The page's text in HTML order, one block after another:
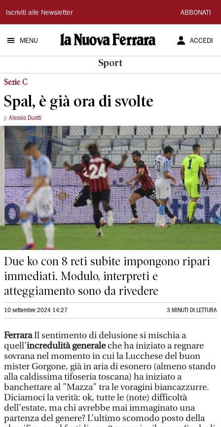
La
Nuova
Ferrara
Iscriviti alle Newsletter ABBONATI
MENU ACCEDI
Sport
Serie C
Spal, è già ora di svolte
Alessio Duatti
Due ko con 8 reti subite impongono ripari
immediati. Modulo, interpreti e
atteggiamento sono da rivedere
10 settembre 2024 14:27 3 MINUTI DI LETTURA
FerraraIl sentimento di delusione si mischia a
quell’incredulità generaleche ha iniziato a regnare
sovrana nel momento in cui la Lucchese del buon
mister Gorgone, già in aria di esonero (almeno stando
alla caldissima tifoseria toscana) ha iniziato a
banchettare al "Mazza" tra le voragini biancazzurre.
Diciamoci la verità: ok, tutte le (note) difficoltà
dell’estate, ma chi avrebbe mai immaginato una
partenza del genere? L’ultimo scomodo posto della